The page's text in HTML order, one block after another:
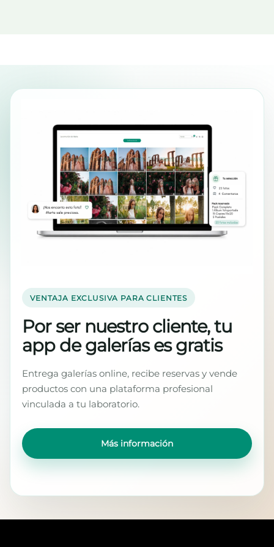
VENTAJA EXCLUSIVA PARA CLIENTES
Por ser nuestro cliente, tu
app de galerías es gratis
Entrega galerías online, recibe reservas y vende
productos con una plataforma profesional
vinculada a tu laboratorio.
Más información